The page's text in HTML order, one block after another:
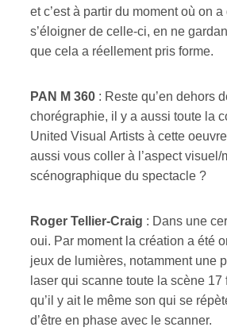
et c’est à partir du moment où on
s’éloigner de celle-ci, en ne
que cela a réellement pris forme.
PAN M 360 : Reste qu’en dehors
chorégraphie, il y a aussi toute la
United Visual Artists à cette
aussi vous coller à l’aspect visuel/
scénographique du spectacle ?
Roger Tellier-Craig : Dans une
oui. Par moment la création a été
jeux de lumières, notamment une
laser qui scanne toute la scène 17
qu’il y ait le même son qui se
d’être en phase avec le scanner.